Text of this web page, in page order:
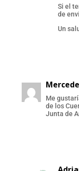
Si el
de
Un
Me
de los
Junta de